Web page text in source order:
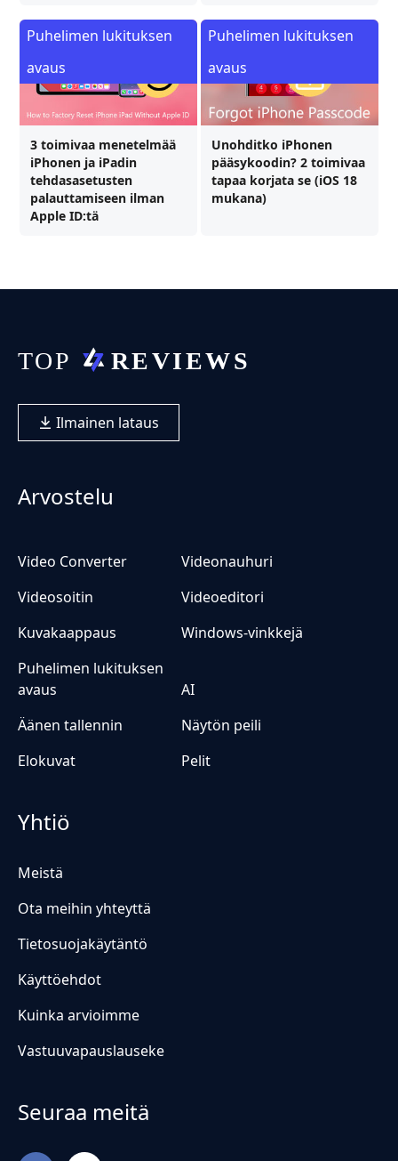
3 toimivaa menetelmää
iPhonen ja iPadin
tehdasasetusten
palauttamiseen ilman
Apple ID:tä
Puhelimen lukituksen
avaus
Unohditko iPhonen
pääsykoodin? 2 toimivaa
tapaa korjata se (iOS 18
mukana)
Puhelimen lukituksen
avaus
Ilmainen lataus
Arvostelu
Video Converter
Videonauhuri
Videosoitin
Videoeditori
Kuvakaappaus
Windows-vinkkejä
Puhelimen lukituksen
avaus
AI
Äänen tallennin
Näytön peili
Elokuvat
Pelit
Yhtiö
Meistä
Ota meihin yhteyttä
Tietosuojakäytäntö
Käyttöehdot
Kuinka arvioimme
Vastuuvapauslauseke
Seuraa meitä